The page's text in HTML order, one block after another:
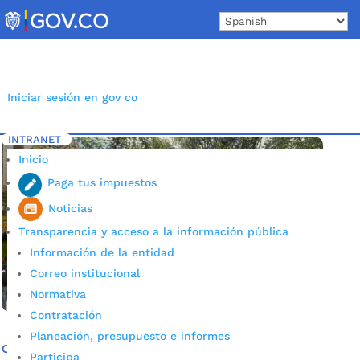
to
content
Iniciar sesión en gov co
INTRANET
Inicio
Paga tus impuestos
Noticias
Transparencia y acceso a la información pública
Información de la entidad
Correo institucional
Normativa
Contratación
Planeación, presupuesto e informes
Participa
Inicio 5 Etiqueta: Colegio INEM
Obras de los colegios Santander, INEM y Tecnológico